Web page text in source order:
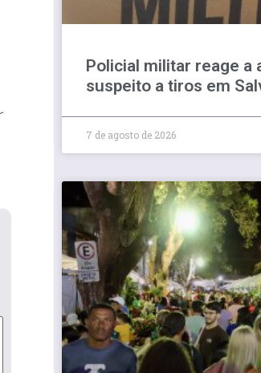
Policial militar reage a
suspeito a tiros em
7 de agosto de 2026